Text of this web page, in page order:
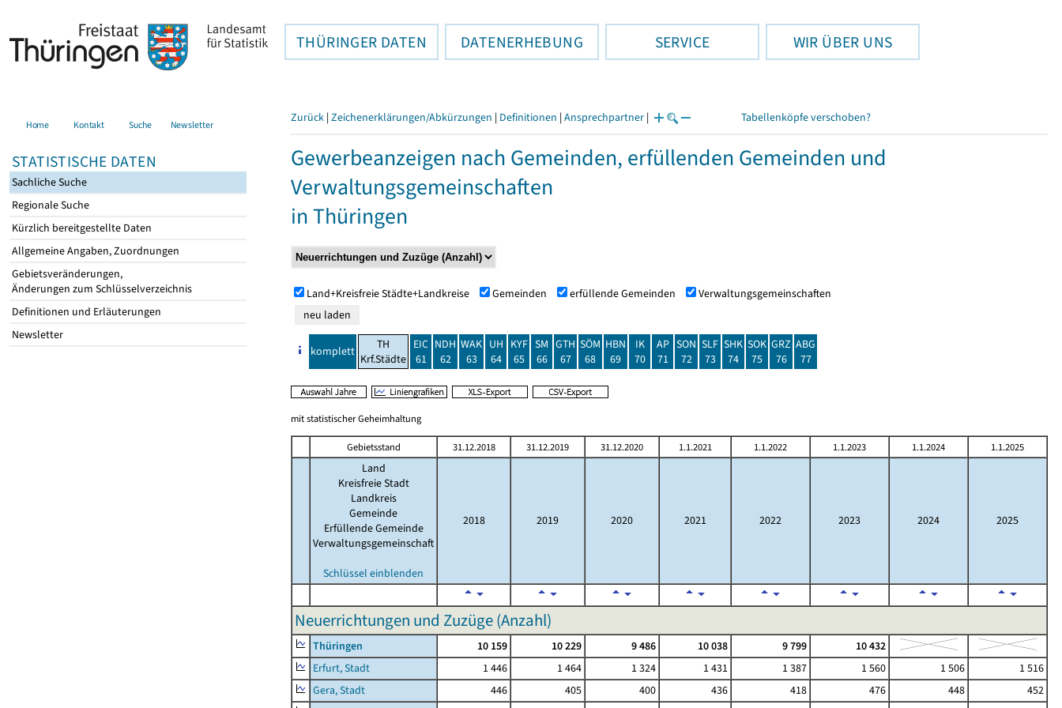
THÜRINGER DATEN DATENERHEBUNG SERVICE WIR ÜBER UNS
Home Kontakt Suche Newsletter
STATISTISCHE DATEN
Sachliche Suche
Regionale Suche
Kürzlich bereitgestellte Daten
Allgemeine Angaben, Zuordnungen
Gebietsveränderungen,
Änderungen zum Schlüsselverzeichnis
Definitionen und Erläuterungen
Newsletter
Zurück | Zeichenerklärungen/Abkürzungen | Definitionen | Ansprechpartner | Tabellenköpfe verschoben?
Gewerbeanzeigen nach Gemeinden, erfüllenden Gemeinden und
Verwaltungsgemeinschaften
in Thüringen
Land+Kreisfreie Städte+Landkreise Gemeinden erfüllende Gemeinden Verwaltungsgemeinschaften
komplett
TH
Krf.Städte
EIC
61
NDH
62
WAK
63
UH
64
KYF
65
SM
66
GTH
67
SÖM
68
HBN
69
IK
70
AP
71
SON
72
SLF
73
SHK
74
SOK
75
GRZ
76
ABG
77
mit statistischer Geheimhaltung
Gebietsstand 31.12.2018 31.12.2019 31.12.2020 1.1.2021 1.1.2022 1.1.2023 1.1.2024 1.1.2025
Land
Kreisfreie Stadt
Landkreis
Gemeinde
Erfüllende Gemeinde
Verwaltungsgemeinschaft
Schlüssel einblenden
2018 2019 2020 2021 2022 2023 2024 2025
Neuerrichtungen und Zuzüge (Anzahl)
Thüringen 10 159 10 229 9 486 10 038 9 799
10 432
Erfurt, Stadt
1 446 1 464 1 324 1 431 1 387 1 560 1 506
1 516
Gera, Stadt
446 405 400 436 418 476 448
452